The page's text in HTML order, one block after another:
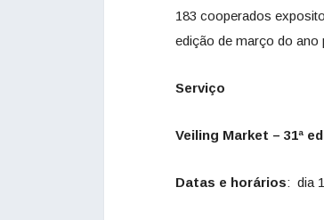
183 cooperados
edição de março do ano
Serviço
Veiling Market – 31ª
Datas e horários: dia